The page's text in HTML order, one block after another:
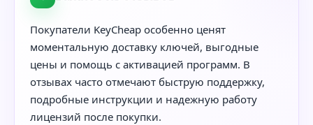
Покупатели KeyCheap особенно ценят
моментальную доставку ключей, выгодные
цены и помощь с активацией программ. В
отзывах часто отмечают быструю поддержку,
подробные инструкции и надежную работу
лицензий после покупки.